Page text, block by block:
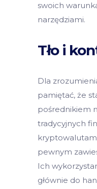
swoich
narzędziami.
Tło i
Dla
pamiętać, że
pośrednikiem
tradycyjnych
pewnym
Ich
głównie do